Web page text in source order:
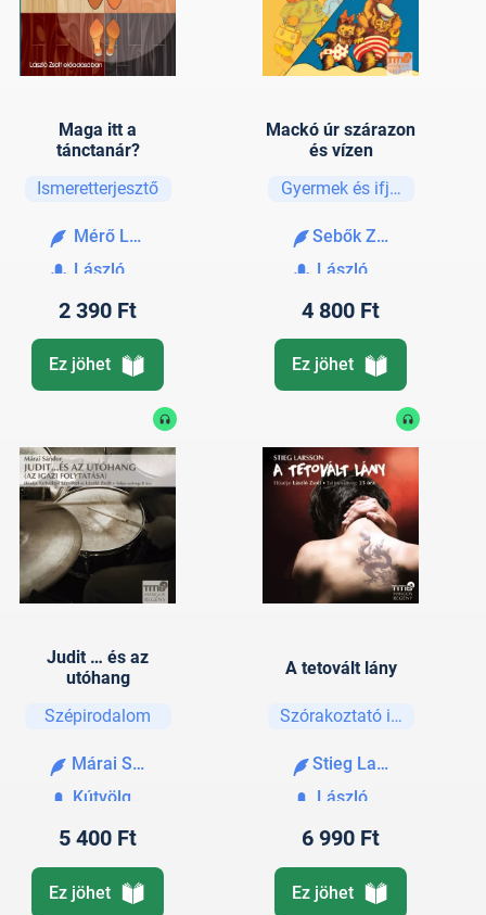
Maga itt a
tánctanár?
Ismeretterjesztő
Mérő László
László Zsolt
2 390 Ft
Ez jöhet
Mackó úr szárazon
és vízen
Gyermek és ifjúsági
Sebők Zsigmond
László Zsolt
4 800 Ft
Ez jöhet
Judit … és az
utóhang
Szépirodalom
Márai Sándor
Kútvölgyi Erzsébet
5 400 Ft
Ez jöhet
A tetovált lány
Szórakoztató irodalom
Stieg Larsson
László Zsolt
6 990 Ft
Ez jöhet